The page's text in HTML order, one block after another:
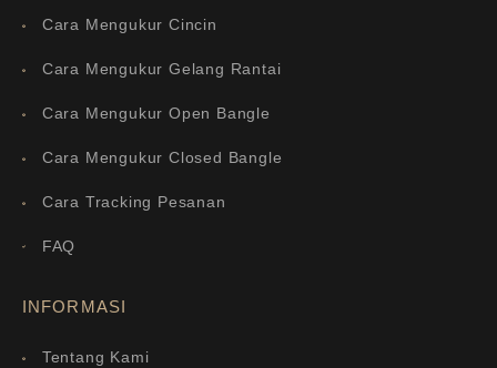
Cara Mengukur Cincin
Cara Mengukur Gelang Rantai
Cara Mengukur Open Bangle
Cara Mengukur Closed Bangle
Cara Tracking Pesanan
FAQ
INFORMASI
Tentang Kami